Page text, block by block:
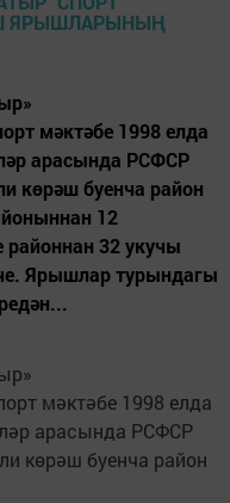
мәктәбе 1998 елда
арасында РСФСР
көрәш буенча район
12
32 укучы
Ярышлар турындагы
мәктәбе 1998 елда
арасында РСФСР
көрәш буенча район